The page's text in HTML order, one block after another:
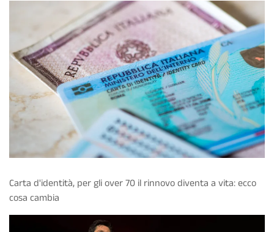
Carta d'identità, per gli over 70 il rinnovo diventa a vita: ecco
cosa cambia